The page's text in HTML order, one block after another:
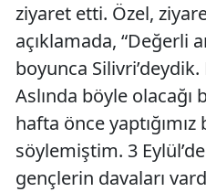
ziyaret etti. Özel,
açıklamada, “Değerli
boyunca
Aslında böyle
hafta önce yaptığımız
söylemiştim. 3
gençlerin davaları